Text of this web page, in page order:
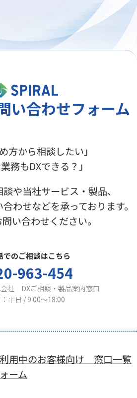
い合わせフォーム
方から相談したい」
務もDXできる？」
や当社サービス・製品、
わせなどを承っております。
い合わせください。
でのご相談はこちら
963-454
社 DXご相談・製品案内窓口
平日 / 9:00〜18:00
用中のお客様向け 窓口一覧
ーム